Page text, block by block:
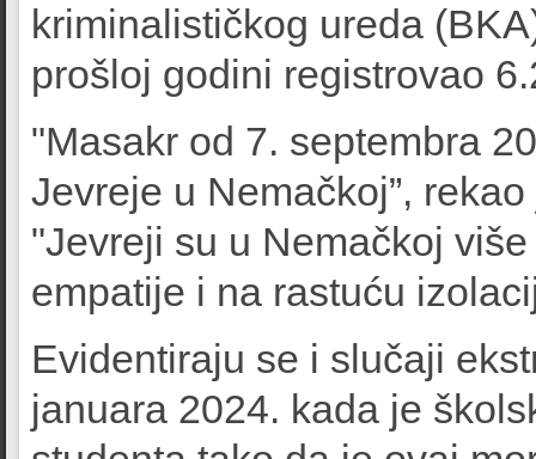
kriminalističkog ureda
prošloj godini registrovao
"Masakr od 7. septembra
Jevreje u Nemačkoj”,
"Jevreji su u Nemačkoj
empatije i na rastuću
Evidentiraju se i slučaji
januara 2024. kada je